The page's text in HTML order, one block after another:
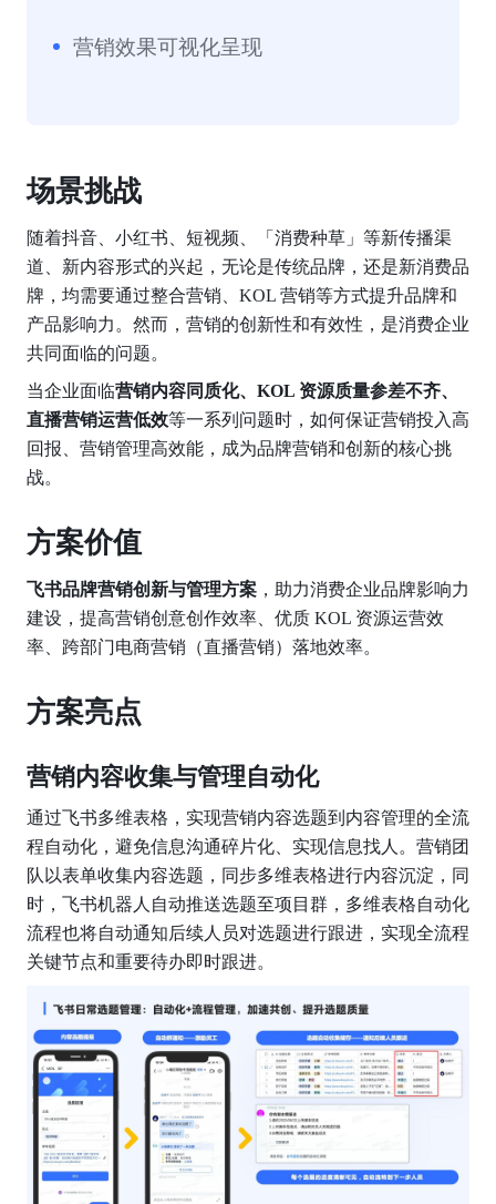
营销效果可视化呈现
场景挑战
随着抖音、小红书、短视频、「消费种草」等新传播渠
道、新内容形式的兴起，无论是传统品牌，还是新消费品
牌，均需要通过整合营销、KOL 营销等方式提升品牌和
产品影响力。然而，营销的创新性和有效性，是消费企业
共同面临的问题。
当企业面临营销内容同质化、KOL 资源质量参差不齐、
直播营销运营低效等一系列问题时，如何保证营销投入高
回报、营销管理高效能，成为品牌营销和创新的核心挑
战。
方案价值
飞书品牌营销创新与管理方案，助力消费企业品牌影响力
建设，提高营销创意创作效率、优质 KOL 资源运营效
率、跨部门电商营销（直播营销）落地效率。
方案亮点
营销内容收集与管理自动化
通过飞书多维表格，实现营销内容选题到内容管理的全流
程自动化，避免信息沟通碎片化、实现信息找人。营销团
队以表单收集内容选题，同步多维表格进行内容沉淀，同
时，飞书机器人自动推送选题至项目群，多维表格自动化
流程也将自动通知后续人员对选题进行跟进，实现全流程
关键节点和重要待办即时跟进。